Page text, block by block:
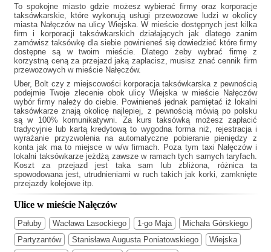
To spokojne miasto gdzie możesz wybierać firmy oraz korporacje
taksówkarskie, które wykonują usługi przewozowe ludzi w okolicy
miasta Nałęczów na ulicy Wiejska. W mieście dostępnych jest kilka
firm i korporacji taksówkarskich działających jak dlatego zanim
zamówisz taksówkę dla siebie powinieneś się dowiedzieć które firmy
dostępne są w twoim mieście. Dlatego żeby wybrać firmę z
korzystną ceną za przejazd jaką zapłacisz, musisz znać cennik firm
przewozowych w mieście Nałęczów.
Uber, Bolt czy z miejscowości korporacja taksówkarska z pewnością
podejmie Twoje zlecenie obok ulicy Wiejska w mieście Nałęczów
wybór firmy należy do ciebie. Powinieneś jednak pamiętać iż lokalni
taksówkarze znają okolicę najlepiej, z pewnością mówią po polsku
są w 100% komunikatywni. Za kurs taksówką możesz zapłacić
tradycyjnie lub kartą kredytową to wygodna forma niż, rejestracja i
wyrażanie przyzwolenia na automatyczne pobieranie pieniędzy z
konta jak ma to miejsce w w/w firmach. Poza tym taxi Nałęczówi
lokalni taksówkarze jeżdżą zawsze w ramach tych samych taryfach.
Koszt za przejazd jest taka sam lub zbliżona, różnica ta
spowodowana jest, utrudnieniami w ruch takich jak korki, zamknięte
przejazdy kolejowe itp.
Ulice w mieście Nałęczów
Pałuby Wacława Lasockiego 1-go Maja
Michała Górskiego
Partyzantów
Stanisława Augusta Poniatowskiego
Wiejska